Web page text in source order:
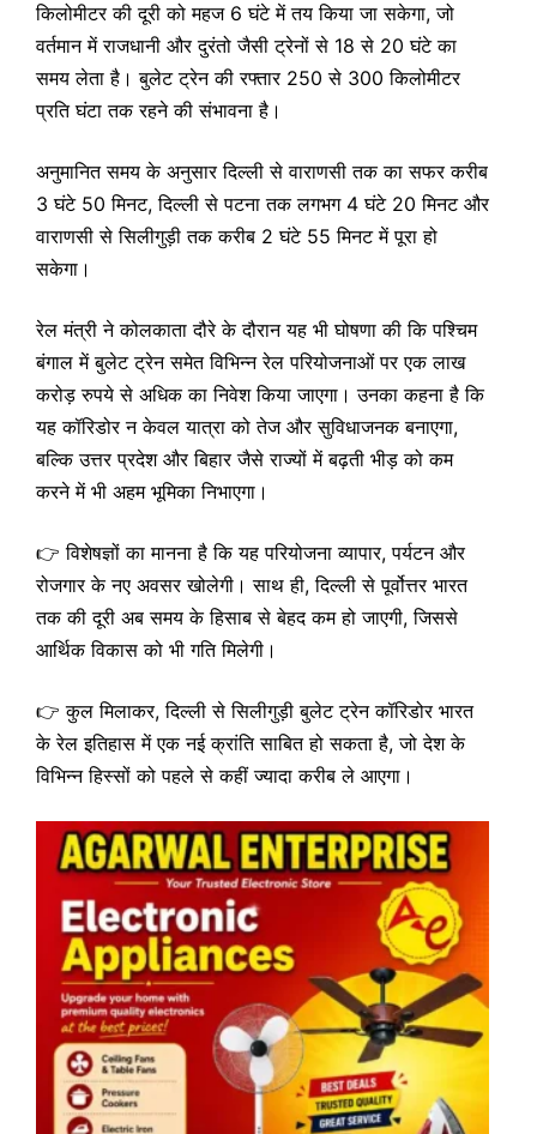
किलोमीटर की दूरी को महज 6 घंटे में तय किया जा सकेगा, जो
वर्तमान में राजधानी और दुरंतो जैसी ट्रेनों से 18 से 20 घंटे का
समय लेता है। बुलेट ट्रेन की रफ्तार 250 से 300 किलोमीटर
प्रति घंटा तक रहने की संभावना है।
अनुमानित समय के अनुसार दिल्ली से वाराणसी तक का सफर करीब
3 घंटे 50 मिनट, दिल्ली से पटना तक लगभग 4 घंटे 20 मिनट और
वाराणसी से सिलीगुड़ी तक करीब 2 घंटे 55 मिनट में पूरा हो
सकेगा।
रेल मंत्री ने कोलकाता दौरे के दौरान यह भी घोषणा की कि पश्चिम
बंगाल में बुलेट ट्रेन समेत विभिन्न रेल परियोजनाओं पर एक लाख
करोड़ रुपये से अधिक का निवेश किया जाएगा। उनका कहना है कि
यह कॉरिडोर न केवल यात्रा को तेज और सुविधाजनक बनाएगा,
बल्कि उत्तर प्रदेश और बिहार जैसे राज्यों में बढ़ती भीड़ को कम
करने में भी अहम भूमिका निभाएगा।
👉 विशेषज्ञों का मानना है कि यह परियोजना व्यापार, पर्यटन और
रोजगार के नए अवसर खोलेगी। साथ ही, दिल्ली से पूर्वोत्तर भारत
तक की दूरी अब समय के हिसाब से बेहद कम हो जाएगी, जिससे
आर्थिक विकास को भी गति मिलेगी।
👉 कुल मिलाकर, दिल्ली से सिलीगुड़ी बुलेट ट्रेन कॉरिडोर भारत
के रेल इतिहास में एक नई क्रांति साबित हो सकता है, जो देश के
विभिन्न हिस्सों को पहले से कहीं ज्यादा करीब ले आएगा।